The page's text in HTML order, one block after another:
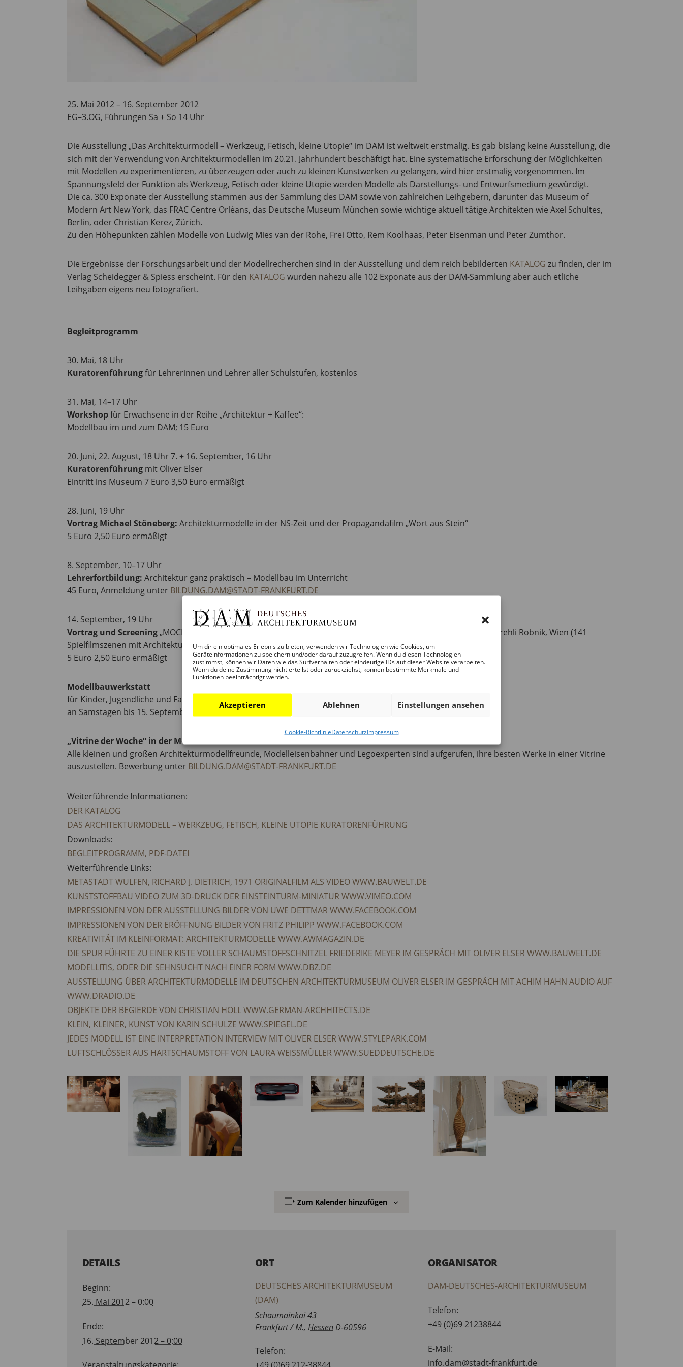
Um dir ein optimales Erlebnis zu bieten, verwenden wir Technologien wie Cookies, um
Geräteinformationen zu speichern und/oder darauf zuzugreifen. Wenn du diesen Technologien
zustimmst, können wir Daten wie das Surfverhalten oder eindeutige IDs auf dieser Website verarbeiten.
Wenn du deine Zustimmung nicht erteilst oder zurückziehst, können bestimmte Merkmale und
Funktionen beeinträchtigt werden.
Akzeptieren Ablehnen Einstellungen ansehen
Cookie-RichtlinieDatenschutzImpressum
25. Mai 2012 – 16. September 2012
EG–3.OG, Führungen Sa + So 14 Uhr
Die Ausstellung „Das Architekturmodell – Werkzeug, Fetisch, kleine Utopie“ im DAM ist weltweit erstmalig. Es gab bislang keine Ausstellung, die
sich mit der Verwendung von Architekturmodellen im 20.21. Jahrhundert beschäftigt hat. Eine systematische Erforschung der Möglichkeiten
mit Modellen zu experimentieren, zu überzeugen oder auch zu kleinen Kunstwerken zu gelangen, wird hier erstmalig vorgenommen. Im
Spannungsfeld der Funktion als Werkzeug, Fetisch oder kleine Utopie werden Modelle als Darstellungs- und Entwurfsmedium gewürdigt.
Die ca. 300 Exponate der Ausstellung stammen aus der Sammlung des DAM sowie von zahlreichen Leihgebern, darunter das Museum of
Modern Art New York, das FRAC Centre Orléans, das Deutsche Museum München sowie wichtige aktuell tätige Architekten wie Axel Schultes,
Berlin, oder Christian Kerez, Zürich.
Zu den Höhepunkten zählen Modelle von Ludwig Mies van der Rohe, Frei Otto, Rem Koolhaas, Peter Eisenman und Peter Zumthor.
Die Ergebnisse der Forschungsarbeit und der Modellrecherchen sind in der Ausstellung und dem reich bebilderten KATALOG zu finden, der im
Verlag Scheidegger & Spiess erscheint. Für den KATALOG wurden nahezu alle 102 Exponate aus der DAM-Sammlung aber auch etliche
Leihgaben eigens neu fotografiert.
Begleitprogramm
30. Mai, 18 Uhr
Kuratorenführungfür Lehrerinnen und Lehrer aller Schulstufen, kostenlos
31. Mai, 14–17 Uhr
Workshopfür Erwachsene in der Reihe „Architektur + Kaffee“:
Modellbau im und zum DAM; 15 Euro
20. Juni, 22. August, 18 Uhr 7. + 16. September, 16 Uhr
Kuratorenführung mit Oliver Elser
Eintritt ins Museum 7 Euro 3,50 Euro ermäßigt
28. Juni, 19 Uhr
Vortrag Michael Stöneberg: Architekturmodelle in der NS-Zeit und der Propagandafilm „Wort aus Stein“
5 Euro 2,50 Euro ermäßigt
8. September, 10–17 Uhr
Lehrerfortbildung: Architektur ganz praktisch – Modellbau im Unterricht
45 Euro, Anmeldung unter BILDUNG.DAM@STADT-FRANKFURT.DE
14. September, 19 Uhr
Vortrag und Screening„MOCK-UPS IN CLOSE-UP, Architekturmodelle im Film 1927–2010“ von Gabu Heindl und Drehli Robnik, Wien (141
Spielfilmszenen mit Architekturmodellen)
5 Euro 2,50 Euro ermäßigt
Modellbauwerkstatt
für Kinder, Jugendliche und Familien
an Samstagen bis 15. September, 12–16 Uhr, 5 Euro
„Vitrine der Woche“ in der Modellbauwerkstatt
Alle kleinen und großen Architekturmodellfreunde, Modelleisenbahner und Legoexperten sind aufgerufen, ihre besten Werke in einer Vitrine
auszustellen. Bewerbung unter BILDUNG.DAM@STADT-FRANKFURT.DE
Weiterführende Informationen:
DER KATALOG
DAS ARCHITEKTURMODELL – WERKZEUG, FETISCH, KLEINE UTOPIE KURATORENFÜHRUNG
Downloads:
BEGLEITPROGRAMM, PDF-DATEI
Weiterführende Links:
METASTADT WULFEN, RICHARD J. DIETRICH, 1971 ORIGINALFILM ALS VIDEO WWW.BAUWELT.DE
KUNSTSTOFFBAU VIDEO ZUM 3D-DRUCK DER EINSTEINTURM-MINIATUR WWW.VIMEO.COM
IMPRESSIONEN VON DER AUSSTELLUNG BILDER VON UWE DETTMAR WWW.FACEBOOK.COM
IMPRESSIONEN VON DER ERÖFFNUNG BILDER VON FRITZ PHILIPP WWW.FACEBOOK.COM
KREATIVITÄT IM KLEINFORMAT: ARCHITEKTURMODELLE WWW.AWMAGAZIN.DE
DIE SPUR FÜHRTE ZU EINER KISTE VOLLER SCHAUMSTOFF­SCHNITZEL FRIEDERIKE MEYER IM GESPRÄCH MIT OLIVER ELSER WWW.BAUWELT.DE
MODELLITIS, ODER DIE SEHNSUCHT NACH EINER FORM WWW.DBZ.DE
AUSSTELLUNG ÜBER ARCHITEKTURMODELLE IM DEUTSCHEN ARCHITEKTURMUSEUM OLIVER ELSER IM GESPRÄCH MIT ACHIM HAHN AUDIO AUF
WWW.DRADIO.DE
OBJEKTE DER BEGIERDE VON CHRISTIAN HOLL WWW.GERMAN-ARCHHITECTS.DE
KLEIN, KLEINER, KUNST VON KARIN SCHULZE WWW.SPIEGEL.DE
JEDES MODELL IST EINE INTERPRETATION INTERVIEW MIT OLIVER ELSER WWW.STYLEPARK.COM
LUFTSCHLÖSSER AUS HARTSCHAUMSTOFF VON LAURA WEISSMÜLLER WWW.SUEDDEUTSCHE.DE
Zum Kalender hinzufügen
DETAILS
Beginn:
25. Mai 2012 – 0:00
Ende:
16. September 2012 – 0:00
Veranstaltungskategorie:
ORT
DEUTSCHES ARCHITEKTURMUSEUM
(DAM)
Schaumainkai 43
Frankfurt / M., HessenD-60596
Telefon:
+49 (0)69 212-38844
ORGANISATOR
DAM-DEUTSCHES-ARCHITEKTURMUSEUM
Telefon:
+49 (0)69 21238844
E-Mail:
info.dam@stadt-frankfurt.de